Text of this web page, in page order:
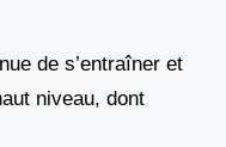
de s’entraîner et
niveau, dont